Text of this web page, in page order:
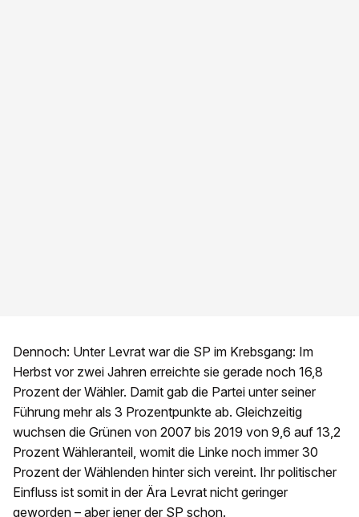
Dennoch: Unter Levrat war die SP im Krebsgang: Im
Herbst vor zwei Jahren erreichte sie gerade noch 16,8
Prozent der Wähler. Damit gab die Partei unter seiner
Führung mehr als 3 Prozentpunkte ab. Gleichzeitig
wuchsen die Grünen von 2007 bis 2019 von 9,6 auf 13,2
Prozent Wähleranteil, womit die Linke noch immer 30
Prozent der Wählenden hinter sich vereint. Ihr politischer
Einfluss ist somit in der Ära Levrat nicht geringer
geworden – aber jener der SP schon.